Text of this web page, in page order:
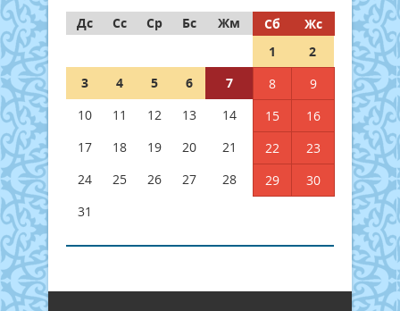
Дс
Сс Ср Бс Жм Сб
Жс
1
2
3
4 5 6 7 8
9
10
11 12 13 14 15
16
17
18 19 20 21 22
23
24
25 26 27 28 29
30
31